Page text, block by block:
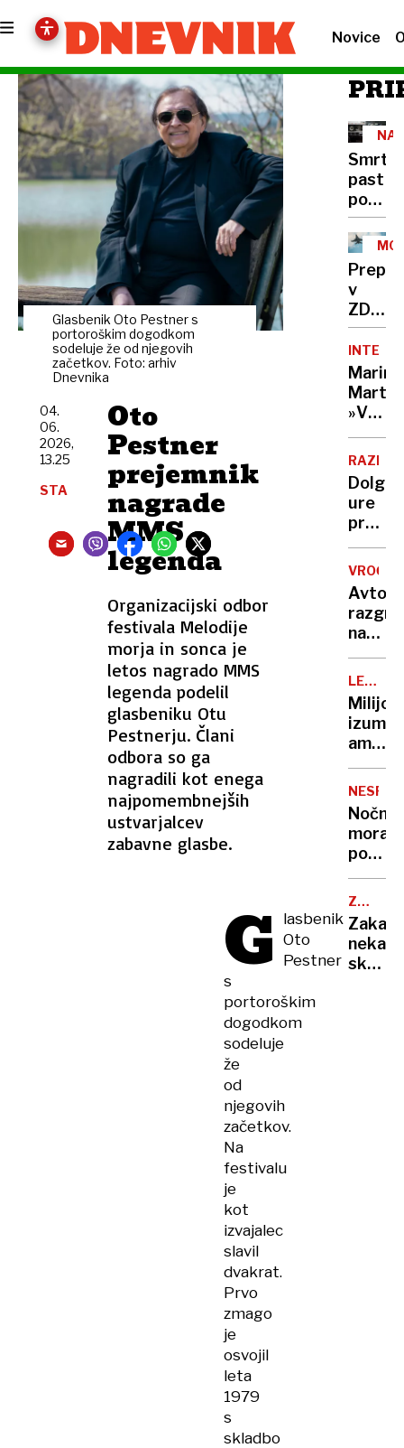
Novice
Glasbenik Oto Pestner s
portoroškim dogodkom
sodeluje že od njegovih
začetkov. Foto: arhiv
Dnevnika
Oto
Pestner
prejemnik
nagrade
MMS
legenda
Organizacijski odbor
festivala Melodije
morja in sonca je
letos nagrado MMS
legenda podelil
glasbeniku Otu
Pestnerju. Člani
odbora so ga
nagradili kot enega
najpomembnejših
ustvarjalcev
zabavne glasbe.
04.
06.
2026,
13.25
STA
G
lasbenik
Oto
Pestner
s
portoroškim
dogodkom
sodeluje
že
od
njegovih
začetkov.
Na
festivalu
je
kot
izvajalec
slavil
dvakrat.
Prvo
zmago
je
osvojil
leta
1979
s
skladbo
NA
past
pod
400
mrtvih
na
leto,
rešitev
a je
v
Evropi
še ni
v
ZDA:
Putin
bi
lahko
Nato,
tarče
Marina
»V
eni
roki
nosiš
žalost,
v
drugi
Dolge
ure
pred
To je
ena
navad
za
vaše
Avto,
na
soncu?
S
tem
15-
trikom
ga
boste
ohladili
hitreje
kot
klimo
KUHARJI
ko je
zavpil
so
prijeli
za
Nočna
mora
noči:
zakaj
v
vročini
NASVET
Zakaj
skoraj